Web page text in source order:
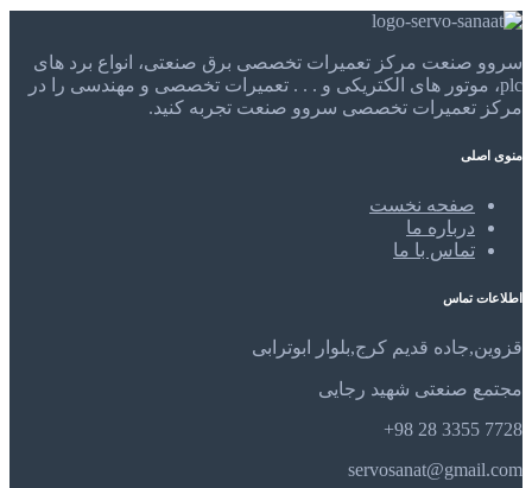
سروو صنعت مرکز تعمیرات تخصصی برق صنعتی، انواع برد های
plc، موتور های الکتریکی و . . . تعمیرات تخصصی و مهندسی را در
مرکز تعمیرات تخصصی سروو صنعت تجربه کنید.
منوی اصلی
صفحه نخست
درباره ما
تماس با ما
اطلاعات تماس
قزوین,جاده قدیم کرج,بلوار ابوترابی
مجتمع صنعتی شهید رجایی
7728 3355 28 98+
servosanat@gmail.com